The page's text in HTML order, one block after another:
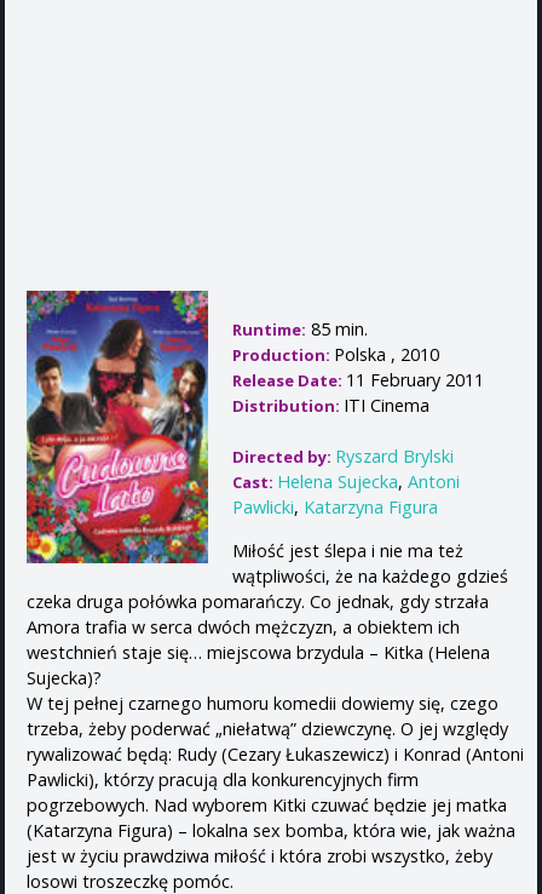
Runtime: 85 min.
Production: Polska , 2010
Release Date: 11 February 2011
Distribution: ITI Cinema
Directed by: Ryszard Brylski
Cast: Helena Sujecka, Antoni
Pawlicki, Katarzyna Figura
Miłość jest ślepa i nie ma też
wątpliwości, że na każdego gdzieś
czeka druga połówka pomarańczy. Co jednak, gdy strzała
Amora trafia w serca dwóch mężczyzn, a obiektem ich
westchnień staje się… miejscowa brzydula – Kitka (Helena
Sujecka)?
W tej pełnej czarnego humoru komedii dowiemy się, czego
trzeba, żeby poderwać „niełatwą” dziewczynę. O jej względy
rywalizować będą: Rudy (Cezary Łukaszewicz) i Konrad (Antoni
Pawlicki), którzy pracują dla konkurencyjnych firm
pogrzebowych. Nad wyborem Kitki czuwać będzie jej matka
(Katarzyna Figura) – lokalna sex bomba, która wie, jak ważna
jest w życiu prawdziwa miłość i która zrobi wszystko, żeby
losowi troszeczkę pomóc.